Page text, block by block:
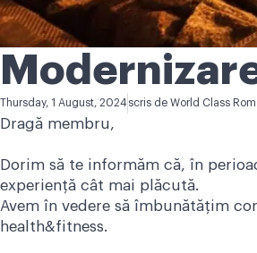
Thursday, 1 August, 2024 scris de World Class
Dragă membru,
Dorim să te informăm că, în
experiență cât mai plăcută.
Avem în vedere să îmbunătățim
health&fitness.